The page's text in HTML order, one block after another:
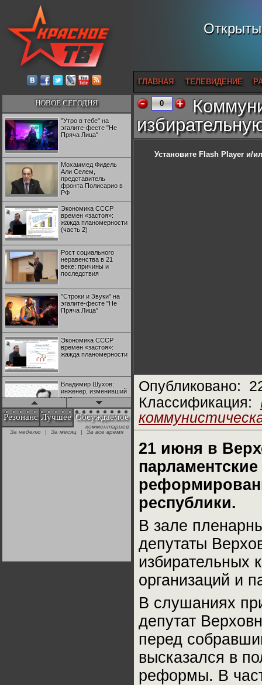
ГЛАВНАЯ ТЕЛЕВИДЕНИЕ
НОВОЕ СЕГОДНЯ
"Утро в тебе" на
эгалите-фесте "Не
Пряча Лица"
Мохаммед Фидель
Али Селем,
представитель
фронта Полисарио в
РФ
Экономика СССР
времен «застоя»:
жажда планомерности
(часть 2)
Рост социального
неравенства в 21
веке: причины и
последствия
"Строки и Звуки" на
эгалите-фесте "Не
Пряча Лица"
Экономика СССР
времен «застоя»:
жажда планомерности
Владимир Шухов:
инженер, изменивший
мир
"Аркадий Коц" на
эгалите-фесте "Не
Резонанс Лучшее Обсуждаемое
комментариев:
За неделю
| За месяц | За все время
0
Установите Flash Player и/
Опубликовано:
Классификация:
21 июня в
республики.
В зале
депутаты
избирательных
организаций и
В слушаниях
депутат
перед
высказался в
реформы. В